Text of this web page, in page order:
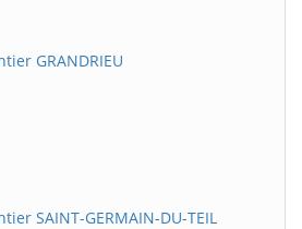
GRANDRIEU
SAINT-GERMAIN-DU-TEIL